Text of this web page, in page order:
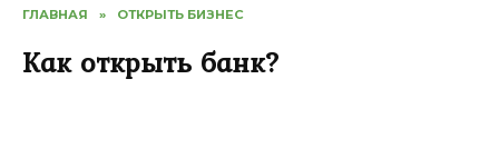
ГЛАВНАЯ » ОТКРЫТЬ БИЗНЕС
Как открыть банк?